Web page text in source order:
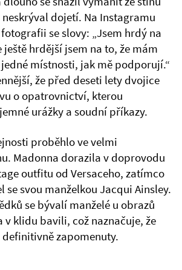
dojetí. Na Instagramu
se slovy: „Jsem hrdý na
hrdější jsem na to, že mám
místnosti, jak mě podporují.“
že před deseti lety dvojice
o opatrovnictví, kterou
urážky a soudní příkazy.
proběhlo ve velmi
Madonna dorazila v doprovodu
outfitu od Versaceho, zatímco
se svou manželkou Jacqui Ainsley.
se bývalí manželé u obrazů
v klidu bavili, což naznačuje, že
zapomenuty.